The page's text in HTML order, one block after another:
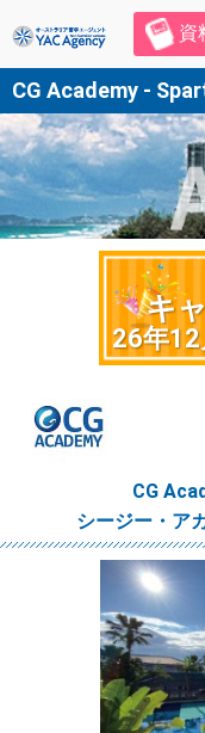
資
CG Academy -
キ
26年12
CG
シージー・ア